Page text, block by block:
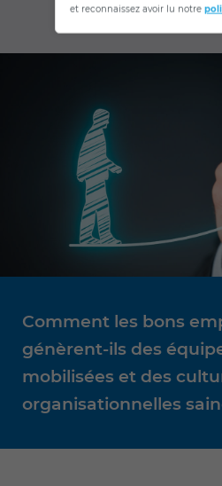
et reconnaissez avoir lu notre
Comment les bons
génèrent-ils des
mobilisées et des
organisationnelles